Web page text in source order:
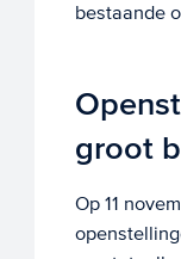
bestaande
groot
Op 11